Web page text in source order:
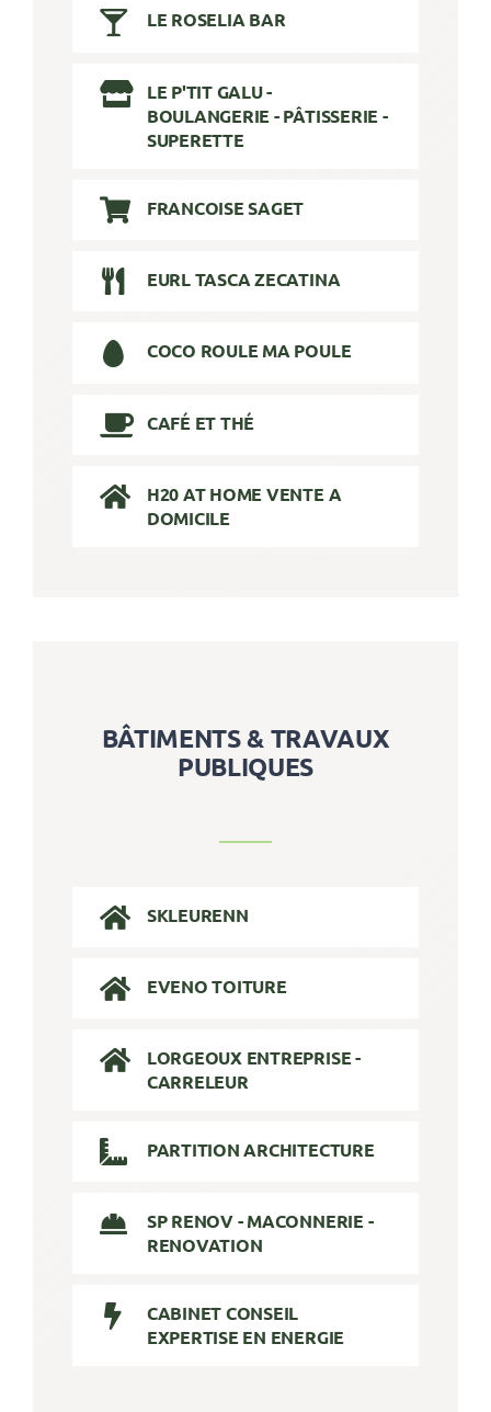
LE ROSELIA BAR
LE P'TIT GALU -
BOULANGERIE - PÂTISSERIE -
SUPERETTE
FRANCOISE SAGET
EURL TASCA ZECATINA
COCO ROULE MA POULE
CAFÉ ET THÉ
H20 AT HOME VENTE A
DOMICILE
BÂTIMENTS & TRAVAUX
PUBLIQUES
SKLEURENN
EVENO TOITURE
LORGEOUX ENTREPRISE -
CARRELEUR
PARTITION ARCHITECTURE
SP RENOV - MACONNERIE -
RENOVATION
CABINET CONSEIL
EXPERTISE EN ENERGIE